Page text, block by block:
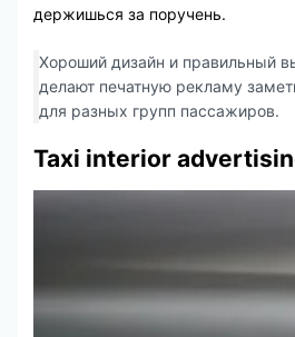
держишься за поручень.
Хороший дизайн и правильный
делают печатную рекламу
для разных групп пассажиров.
Taxi interior